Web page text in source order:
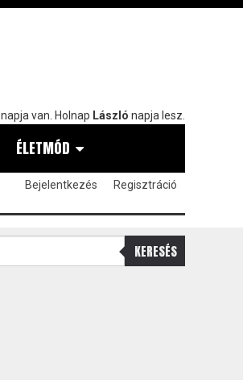
napja van. Holnap László napja lesz.
ÉLETMÓD
Bejelentkezés Regisztráció
KERESÉS